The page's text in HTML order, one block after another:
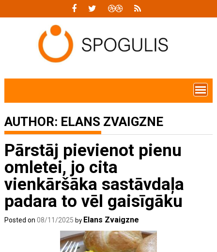
AUTHOR: ELANS ZVAIGZNE
Pārstāj pievienot pienu
omletei, jo cita
vienkāršāka sastāvdaļa
padara to vēl gaisīgāku
Posted on08/11/2025 by Elans Zvaigzne